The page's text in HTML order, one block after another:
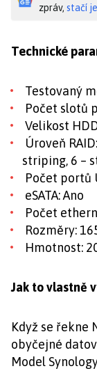
zpráv, stačí
Technické
Testovaný
Počet slotů
Velikost
Úroveň
striping, 6 –
Počet portů
eSATA: Ano
Počet
Rozměry:
Hmotnost:
Jak to vlastně
Když se řekne
obyčejné
Model